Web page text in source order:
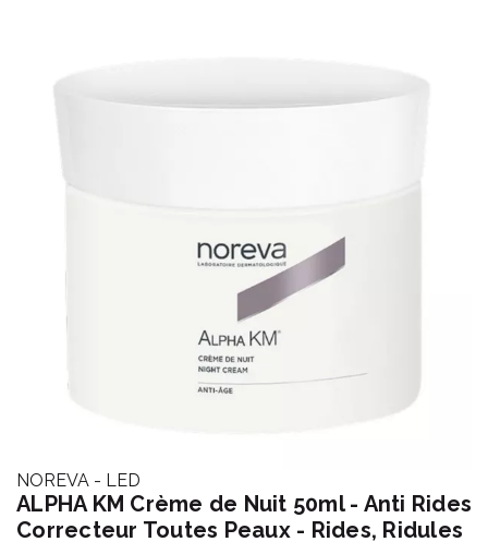
NOREVA - LED
ALPHA KM Crème de Nuit 50ml - Anti Rides
Correcteur Toutes Peaux - Rides, Ridules